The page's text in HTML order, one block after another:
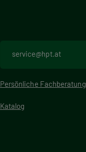
service@hpt.at
Persönliche Fachberatung
Katalog